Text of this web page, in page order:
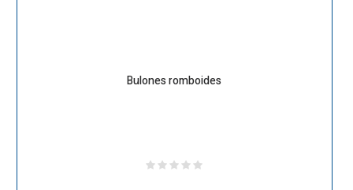
Bulones romboides